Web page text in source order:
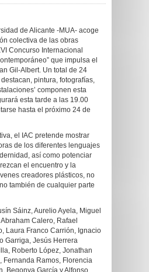
de Alicante -MUA- acoge
colectiva de las obras
Concurso Internacional
que impulsa el
Gil-Albert. Un total de 24
pintura, fotografías,
componen esta
esta tarde a las 19.00
hasta el próximo 24 de
el IAC pretende mostrar
de los diferentes lenguajes
así como potenciar
el encuentro y la
creadores plásticos, no
también de cualquier parte
Sáinz, Aurelio Ayela, Miguel
Calero, Rafael
Laura Franco Carrión, Ignacio
Garriga, Jesús Herrera
Roberto López, Jonathan
Fernanda Ramos, Florencia
Begonya García y Alfonso